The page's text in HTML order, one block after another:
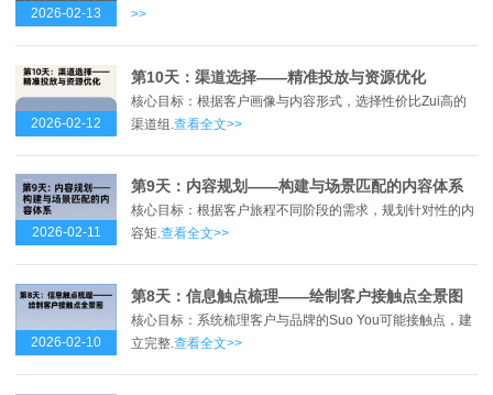
2026-02-13
>>
2026-02-12
第10天：渠道选择——精准投放与资源优化
核心目标：根据客户画像与内容形式，选择性价比Zui高的
渠道组. 查看全文>>
2026-02-11
第9天：内容规划——构建与场景匹配的内容体系
核心目标：根据客户旅程不同阶段的需求，规划针对性的内
容矩.查看全文>>
2026-02-10
第8天：信息触点梳理——绘制客户接触点全景图
核心目标：系统梳理客户与品牌的Suo You可能接触点，建
立完整.查看全文>>